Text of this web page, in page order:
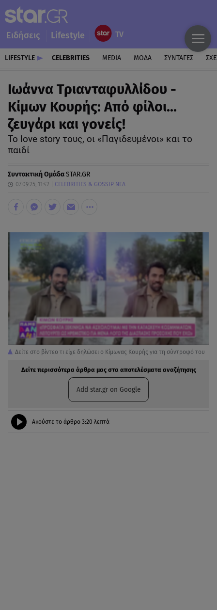
Ειδήσεις Lifestyle
LIFESTYLE CELEBRITIES MEDIA ΜΟΔΑ ΣΥΝΤΑΓΕΣ
Ιωάννα Τριανταφυλλίδου -
Κίμων Κουρής: Από φίλοι...
ζευγάρι και γονείς!
Το love story τους, οι «Παγιδευμένοι» και το
παιδί
Συντακτική ΟμάδαSTAR.GR
07.09.25, 11:42 CELEBRITIES & GOSSIP ΝΕΑ
Δείτε στο βίντεο τι είχε δηλώσει ο Κίμωνας Κουρής για τη σύντροφό του
Δείτε περισσότερα άρθρα μας στα αποτελέσματα αναζήτησης
Add star.gr on Google
Ακούστε το άρθρο 3:20 λεπτά